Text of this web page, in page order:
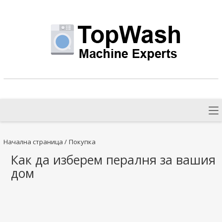
Начална страница / Покупка
Как да изберем пералня за вашия
дом